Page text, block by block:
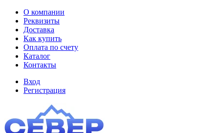
О компании
Реквизиты
Доставка
Как купить
Оплата по счету
Каталог
Контакты
Вход
Регистрация